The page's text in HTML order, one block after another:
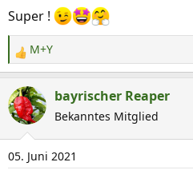
Super !
R
e
a
k
t
i
o
M+Y
bayrischer Reaper
Bekanntes Mitglied
05. Juni 2021